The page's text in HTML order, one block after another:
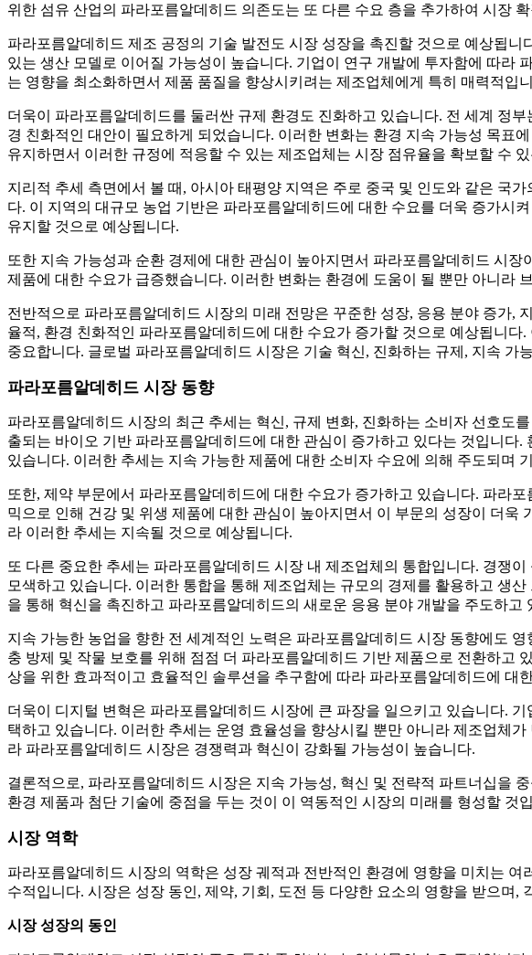
위한 섬유 산업의 파라포름알데히드 의존도는 또 다른 수요 층을 추가하여 시장
파라포름알데히드 제조 공정의 기술 발전도 시장 성장을 촉진할 것으로 예상됩
있는 생산 모델로 이어질 가능성이 높습니다. 기업이 연구 개발에 투자함에 따라
는 영향을 최소화하면서 제품 품질을 향상시키려는 제조업체에게 특히 매력적입
더욱이 파라포름알데히드를 둘러싼 규제 환경도 진화하고 있습니다. 전 세계 정
경 친화적인 대안이 필요하게 되었습니다. 이러한 변화는 환경 지속 가능성 목표
유지하면서 이러한 규정에 적응할 수 있는 제조업체는 시장 점유율을 확보할 수
지리적 추세 측면에서 볼 때, 아시아 태평양 지역은 주로 중국 및 인도와 같은 국
다. 이 지역의 대규모 농업 기반은 파라포름알데히드에 대한 수요를 더욱 증가시
유지할 것으로 예상됩니다.
또한 지속 가능성과 순환 경제에 대한 관심이 높아지면서 파라포름알데히드 시
제품에 대한 수요가 급증했습니다. 이러한 변화는 환경에 도움이 될 뿐만 아니라
전반적으로 파라포름알데히드 시장의 미래 전망은 꾸준한 성장, 응용 분야 증가,
율적, 환경 친화적인 파라포름알데히드에 대한 수요가 증가할 것으로 예상됩니
중요합니다. 글로벌 파라포름알데히드 시장은 기술 혁신, 진화하는 규제, 지속
파라포름알데히드 시장 동향
파라포름알데히드 시장의 최근 추세는 혁신, 규제 변화, 진화하는 소비자 선호도
출되는 바이오 기반 파라포름알데히드에 대한 관심이 증가하고 있다는 것입니
있습니다. 이러한 추세는 지속 가능한 제품에 대한 소비자 수요에 의해 주도되며
또한, 제약 부문에서 파라포름알데히드에 대한 수요가 증가하고 있습니다. 파라
믹으로 인해 건강 및 위생 제품에 대한 관심이 높아지면서 이 부문의 성장이 더
라 이러한 추세는 지속될 것으로 예상됩니다.
또 다른 중요한 추세는 파라포름알데히드 시장 내 제조업체의 통합입니다. 경쟁
모색하고 있습니다. 이러한 통합을 통해 제조업체는 규모의 경제를 활용하고 생
을 통해 혁신을 촉진하고 파라포름알데히드의 새로운 응용 분야 개발을 주도하고
지속 가능한 농업을 향한 전 세계적인 노력은 파라포름알데히드 시장 동향에도
충 방제 및 작물 보호를 위해 점점 더 파라포름알데히드 기반 제품으로 전환하고
상을 위한 효과적이고 효율적인 솔루션을 추구함에 따라 파라포름알데히드에 대
더욱이 디지털 변혁은 파라포름알데히드 시장에 큰 파장을 일으키고 있습니다.
택하고 있습니다. 이러한 추세는 운영 효율성을 향상시킬 뿐만 아니라 제조업체
라 파라포름알데히드 시장은 경쟁력과 혁신이 강화될 가능성이 높습니다.
결론적으로, 파라포름알데히드 시장은 지속 가능성, 혁신 및 전략적 파트너십을
환경 제품과 첨단 기술에 중점을 두는 것이 이 역동적인 시장의 미래를 형성할 것
시장 역학
파라포름알데히드 시장의 역학은 성장 궤적과 전반적인 환경에 영향을 미치는
수적입니다. 시장은 성장 동인, 제약, 기회, 도전 등 다양한 요소의 영향을 받으며,
시장 성장의 동인